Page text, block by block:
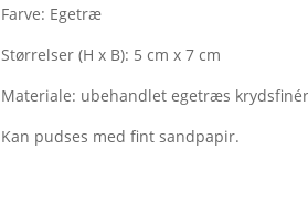
Farve: Egetræ
Størrelser (H x B): 5 cm x 7 cm
Materiale: ubehandlet egetræs krydsfinér
Kan pudses med fint sandpapir.